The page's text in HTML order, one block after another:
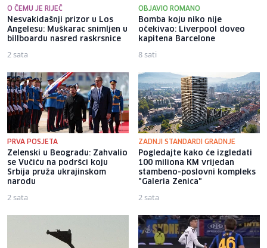
O ČEMU JE RIJEČ
Nesvakidašnji prizor u Los
Angelesu: Muškarac snimljen u
billboardu nasred raskrsnice
2 sata
OBJAVIO ROMANO
Bomba koju niko nije
očekivao: Liverpool doveo
kapitena Barcelone
8 sati
PRVA POSJETA
Zelenski u Beogradu: Zahvalio
se Vučiću na podršci koju
Srbija pruža ukrajinskom
narodu
2 sata
ZADNJI STANDARDI GRADNJE
Pogledajte kako će izgledati
100 miliona KM vrijedan
stambeno-poslovni kompleks
"Galeria Zenica"
2 sata